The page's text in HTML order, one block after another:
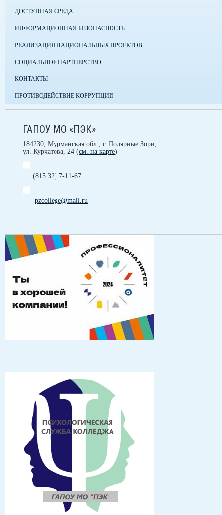
ДОСТУПНАЯ СРЕДА
ИНФОРМАЦИОННАЯ БЕЗОПАСНОСТЬ
РЕАЛИЗАЦИЯ НАЦИОНАЛЬНЫХ ПРОЕКТОВ
СОЦИАЛЬНОЕ ПАРТНЕРСТВО
КОНТАКТЫ
ПРОТИВОДЕЙСТВИЕ КОРРУПЦИИ
ГАПОУ МО «ПЭК»
184230, Мурманская обл., г. Полярные Зори,
ул. Курчатова, 24 (см. на карте)
(815 32) 7-11-67
pzcollege@mail.ru